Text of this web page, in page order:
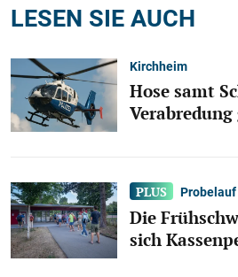
LESEN SIE AUCH
Kirchheim
Hose samt
Probelauf
Die
sich